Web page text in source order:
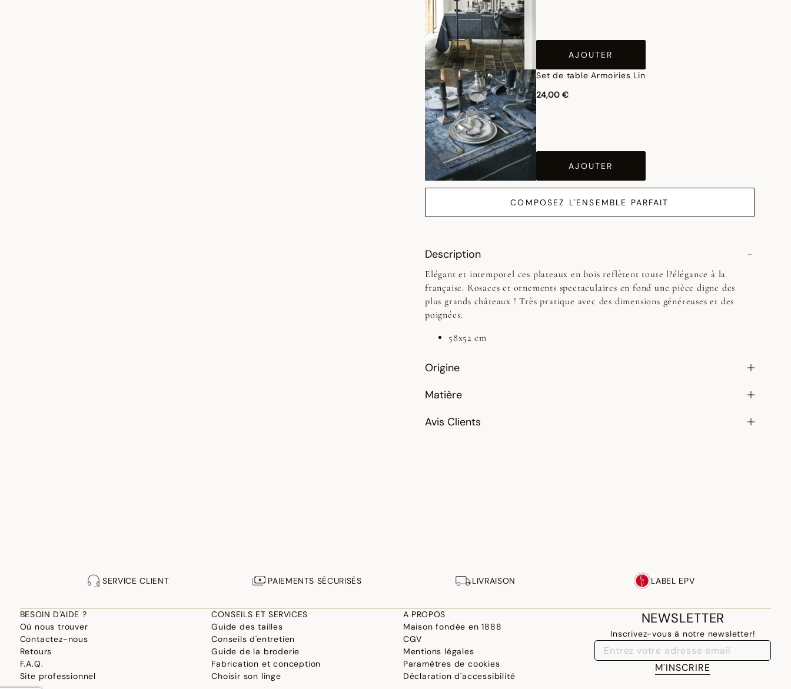
AJOUTER
Set de table Armoiries Lin
24,00 €
AJOUTER
COMPOSEZ L'ENSEMBLE PARFAIT
Description
Elégant et intemporel ces plateaux en bois reflètent toute l?élégance à la
française. Rosaces et ornements spectaculaires en fond une pièce digne des
plus grands châteaux ! Très pratique avec des dimensions généreuses et des
poignées.
58x52 cm
Origine
Matière
Avis Clients
SERVICE CLIENT PAIEMENTS SÉCURISÉS LIVRAISON LABEL EPV
BESOIN D'AIDE ?
Où nous trouver
Contactez-nous
Retours
F.A.Q.
Site professionnel
CONSEILS ET SERVICES
Guide des tailles
Conseils d'entretien
Guide de la broderie
Fabrication et conception
Choisir son linge
A PROPOS
Maison fondée en 1888
CGV
Mentions légales
Paramètres de cookies
Déclaration d'accessibilité
NEWSLETTER
Inscrivez-vous à notre newsletter!
M'INSCRIRE